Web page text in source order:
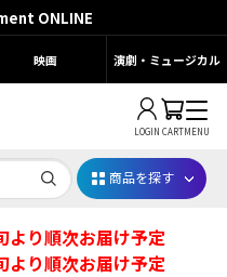
ONLINE
映画 演劇・ミュージカル
LOGIN CARTMENU
商品を探す
より順次お届け予定
より順次お届け予定